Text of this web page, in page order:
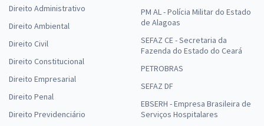
Direito Administrativo
Direito Ambiental
Direito Civil
Direito Constitucional
Direito Empresarial
Direito Penal
Direito Previdenciário
PM AL - Polícia Militar do Estado
de Alagoas
SEFAZ CE - Secretaria da
Fazenda do Estado do Ceará
PETROBRAS
SEFAZ DF
EBSERH - Empresa Brasileira de
Serviços Hospitalares